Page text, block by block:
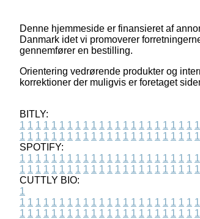
Denne hjemmeside er finansieret af
Danmark idet vi promoverer
gennemfører en bestilling.
Orientering vedrørende produkter og
korrektioner der muligvis er foretaget
BITLY:
1 1 1 1 1 1 1 1 1 1 1 1 1 1 1 1 1 1 1 1 1 1 1
1 1 1 1 1 1 1 1 1 1 1 1 1 1 1 1 1 1 1 1 1 1 1
SPOTIFY:
1 1 1 1 1 1 1 1 1 1 1 1 1 1 1 1 1 1 1 1 1 1 1
1 1 1 1 1 1 1 1 1 1 1 1 1 1 1 1 1 1 1 1 1 1 1
CUTTLY BIO:
1
1 1 1 1 1 1 1 1 1 1 1 1 1 1 1 1 1 1 1 1 1 1 1
1 1 1 1 1 1 1 1 1 1 1 1 1 1 1 1 1 1 1 1 1 1 1